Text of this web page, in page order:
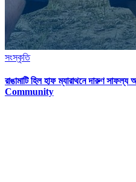
সংস্কৃতি
রাঙামাটি হিল হাফ ম্যারাথনে দারুণ
Community